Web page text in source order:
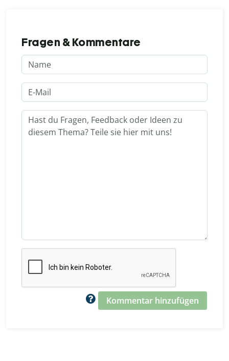
Fragen & Kommentare
Kommentar hinzufügen